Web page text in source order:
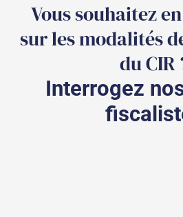
Vous souhaitez
sur les modalités
du CIR
Interrogez